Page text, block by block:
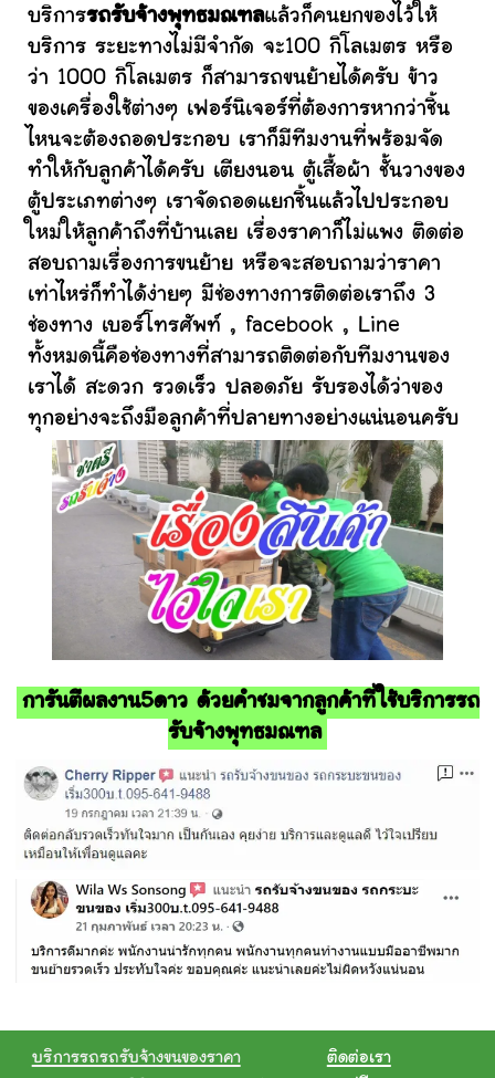
บริการรถรับจ้างพุทธมณฑลแล้วก็คนยกของไว้ให้
บริการ ระยะทางไม่มีจำกัด จะ100 กิโลเมตร หรือ
ว่า 1000 กิโลเมตร ก็สามารถขนย้ายได้ครับ ข้าว
ของเครื่องใช้ต่างๆ เฟอร์นิเจอร์ที่ต้องการหากว่าชิ้น
ไหนจะต้องถอดประกอบ เราก็มีทีมงานที่พร้อมจัด
ทำให้กับลูกค้าได้ครับ เตียงนอน ตู้เสื้อผ้า ชั้นวางของ
ตู้ประเภทต่างๆ เราจัดถอดแยกชิ้นแล้วไปประกอบ
ใหม่ให้ลูกค้าถึงที่บ้านเลย เรื่องราคาก็ไม่แพง ติดต่อ
สอบถามเรื่องการขนย้าย หรือจะสอบถามว่าราคา
เท่าไหร่ก็ทำได้ง่ายๆ มีช่องทางการติดต่อเราถึง 3
ช่องทาง เบอร์โทรศัพท์ , facebook , Line
ทั้งหมดนี้คือช่องทางที่สามารถติดต่อกับทีมงานของ
เราได้ สะดวก รวดเร็ว ปลอดภัย รับรองได้ว่าของ
ทุกอย่างจะถึงมือลูกค้าที่ปลายทางอย่างแน่นอนครับ
การันตีผลงาน5ดาว ด้วยคำชมจากลูกค้าที่ใช้บริการรถ
รับจ้างพุทธมณฑล
บริการรถรถรับจ้างขนของราคา
ติดต่อเรา